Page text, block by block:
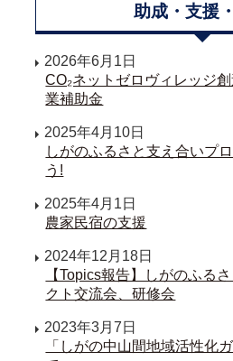
助成・支援
2026年6月1日
CO₂ネットゼロヴィレッジ
業補助金
2025年4月10日
しがのふるさと支え合いプ
う!
2025年4月1日
農家民宿の支援
2024年12月18日
【Topics報告】しがのふる
クト交流会、研修会
2023年3月7日
「しがの中山間地域活性化